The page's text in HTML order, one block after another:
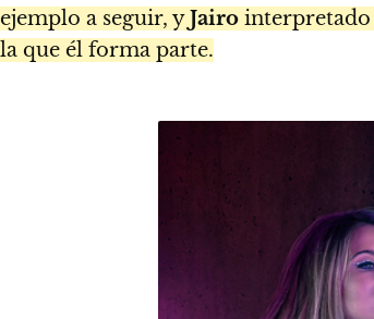
ejemplo a seguir, yJairo
la que él forma parte.